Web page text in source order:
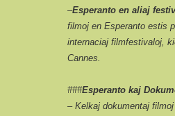
–Esperanto en aliaj
filmoj en Esperanto estis
internaciaj filmfestivaloj,
Cannes.
###Esperanto kaj
– Kelkaj dokumentaj